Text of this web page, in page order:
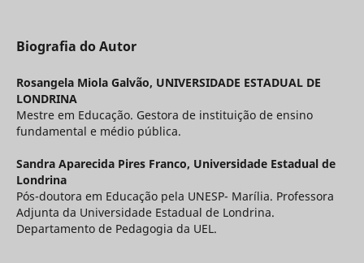
Biografia do Autor
Rosangela Miola Galvão, UNIVERSIDADE ESTADUAL DE
LONDRINA
Mestre em Educação. Gestora de instituição de ensino
fundamental e médio pública.
Sandra Aparecida Pires Franco, Universidade Estadual de
Londrina
Pós-doutora em Educação pela UNESP- Marília. Professora
Adjunta da Universidade Estadual de Londrina.
Departamento de Pedagogia da UEL.